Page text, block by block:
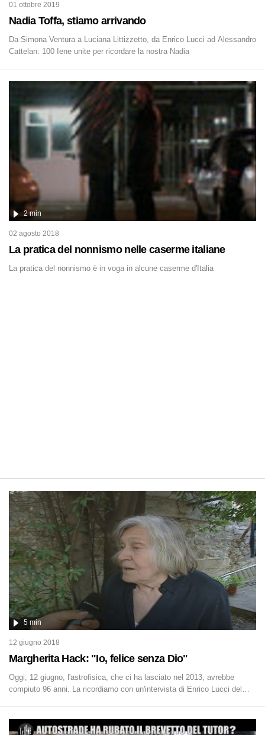
Nadia Toffa, stiamo arrivando
01 ottobre 2019
Da Simona Ventura a Luciana Littizzetto, da Enrico Lucci ad Alessandro
Cattelan: 100 Iene unite per ricordare la nostra Nadia
La pratica del nonnismo nelle caserme italiane
2 min
02 agosto 2018
La pratica del nonnismo è in voga in alcune caserme d'Italia
Margherita Hack: "Io, felice senza Dio"
5 min
12 giugno 2018
Oggi, 12 giugno, l'astrofisica, che ci ha lasciato nel 2013, avrebbe
compiuto 96 anni. La ricordiamo con un'intervista di Enrico Lucci del